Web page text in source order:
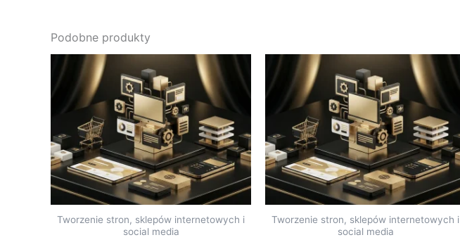
Podobne produkty
Tworzenie stron, sklepów internetowych i
social media
Tworzenie stron, sklepów internetowych i
social media